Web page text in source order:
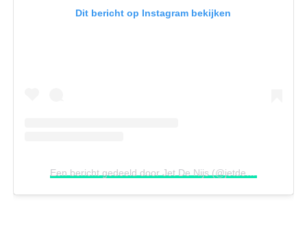
Dit bericht op Instagram bekijken
Een bericht gedeeld door Jet De Nijs (@jetdenijs)